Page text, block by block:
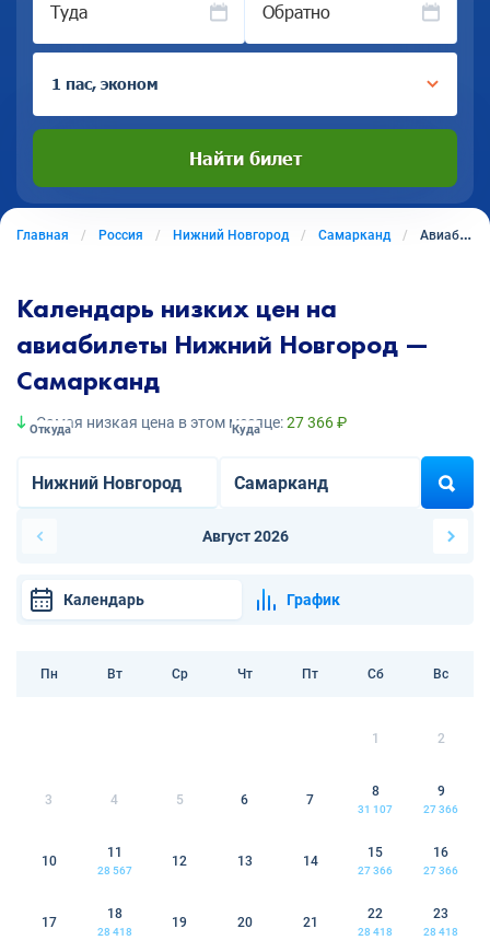
Туда Обратно
1 пас, эконом
Найти билет
Главная Россия Нижний Новгород Самарканд Авиабилеты из Нижнего Новгорода в Самарканд
Календарь низких цен на
авиабилеты Нижний Новгород —
Самарканд
Самая низкая цена в этом месяце:27 366 ₽
Откуда Куда
Август 2026
Календарь График
Пн Вт Ср Чт Пт Сб Вс
1 2
3 4 5 6 7
8
31 107
9
27 366
10
11
28 567
12 13 14
15
27 366
16
27 366
17
18
28 418
19 20 21
22
28 418
23
28 418